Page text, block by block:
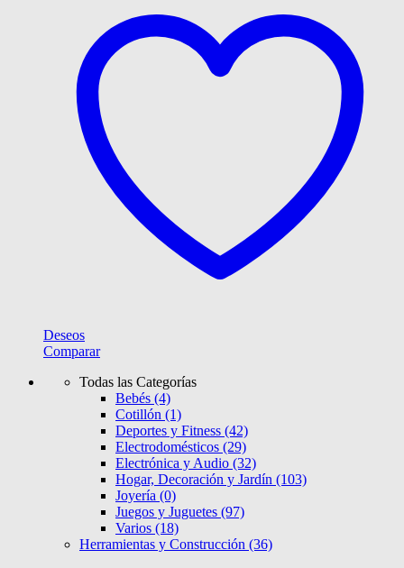
Deseos
Comparar
Todas las Categorías
Bebés (4)
Cotillón (1)
Deportes y Fitness (42)
Electrodomésticos (29)
Electrónica y Audio (32)
Hogar, Decoración y Jardín (103)
Joyería (0)
Juegos y Juguetes (97)
Varios (18)
Herramientas y Construcción (36)